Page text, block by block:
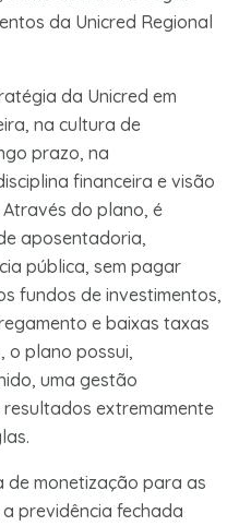
da Unicred Regional
da Unicred em
na cultura de
prazo, na
financeira e visão
do plano, é
aposentadoria,
pública, sem pagar
fundos de investimentos,
e baixas taxas
o plano possui,
uma gestão
extremamente
de monetização para as
previdência fechada